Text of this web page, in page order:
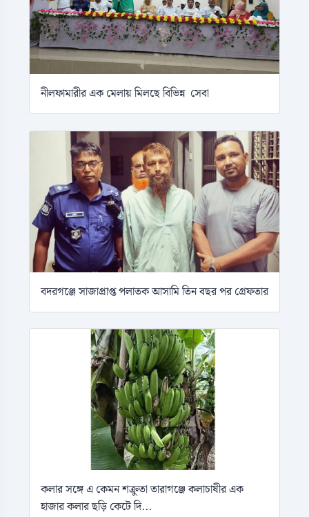
নীলফামারীর এক মেলায় মিলছে বিভিন্ন সেবা
বদরগঞ্জে সাজাপ্রাপ্ত পলাতক আসামি তিন বছর পর গ্রেফতার
কলার সঙ্গে এ কেমন শক্রুতা তারাগঞ্জে কলাচাষীর এক
হাজার কলার ছড়ি কেটে দি...